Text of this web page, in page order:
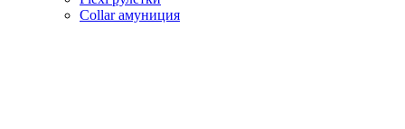
Collar амуниция